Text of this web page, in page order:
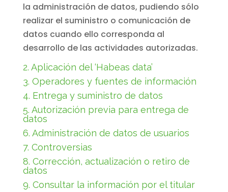
la administración de datos, pudiendo sólo
realizar el suministro o comunicación de
datos cuando ello corresponda al
desarrollo de las actividades autorizadas.
2. Aplicación del ‘Habeas data’
3. Operadores y fuentes de información
4. Entrega y suministro de datos
5. Autorización previa para entrega de
datos
6. Administración de datos de usuarios
7. Controversias
8. Corrección, actualización o retiro de
datos
9. Consultar la información por el titular